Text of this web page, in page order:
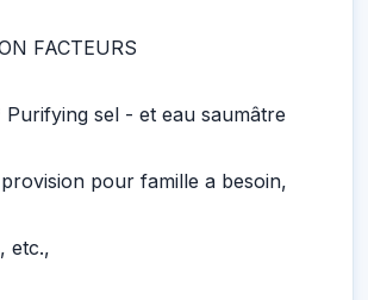
FACTEURS
sel - et eau saumâtre
pour famille a besoin,
etc.,